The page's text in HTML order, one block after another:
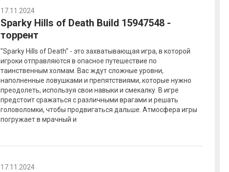
17.11.2024
Sparky Hills of Death Build 15947548 -
торрент
"Sparky Hills of Death" - это захватывающая игра, в которой
игроки отправляются в опасное путешествие по
таинственным холмам. Вас ждут сложные уровни,
наполненные ловушками и препятствиями, которые нужно
преодолеть, используя свои навыки и смекалку. В игре
предстоит сражаться с различными врагами и решать
головоломки, чтобы продвигаться дальше. Атмосфера игры
погружает в мрачный и
17.11.2024